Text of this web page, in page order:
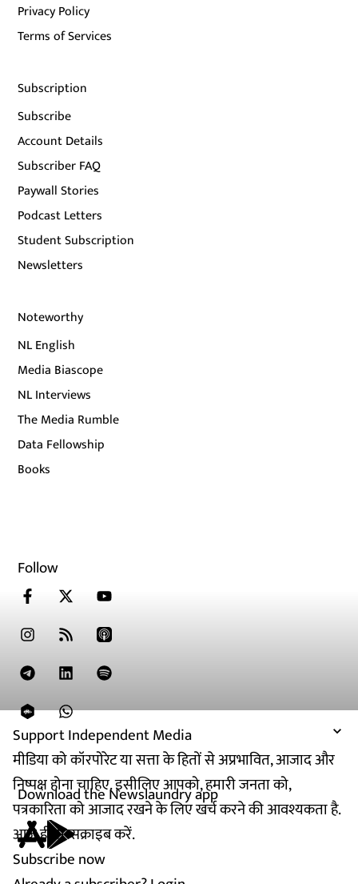
Support Independent Media
मीडिया को कॉरपोरेट या सत्ता के हितों से अप्रभावित, आजाद और
निष्पक्ष होना चाहिए. इसीलिए आपको, हमारी जनता को,
पत्रकारिता को आजाद रखने के लिए खर्च करने की आवश्यकता है.
आज ही सब्सक्राइब करें.
Subscribe now
Privacy Policy
Terms of Services
Subscription
Subscribe
Account Details
Subscriber FAQ
Paywall Stories
Podcast Letters
Student Subscription
Newsletters
Noteworthy
NL English
Media Biascope
NL Interviews
The Media Rumble
Data Fellowship
Books
Follow
Download the Newslaundry app